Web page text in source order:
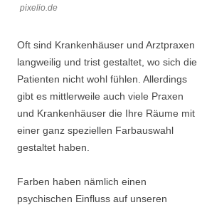
pixelio.de
Oft sind Krankenhäuser und Arztpraxen
langweilig und trist gestaltet, wo sich die
Patienten nicht wohl fühlen. Allerdings
gibt es mittlerweile auch viele Praxen
und Krankenhäuser die Ihre Räume mit
einer ganz speziellen Farbauswahl
gestaltet haben.
Farben haben nämlich einen
psychischen Einfluss auf unseren